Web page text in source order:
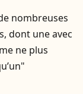
nombreuses
dont une avec
ne plus